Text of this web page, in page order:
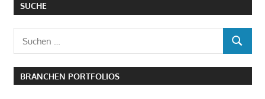
SUCHE
SUCHEN
BRANCHEN PORTFOLIOS